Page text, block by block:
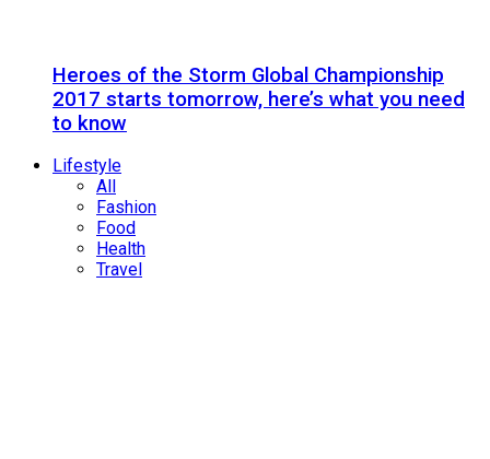
Heroes of the Storm Global Championship
2017 starts tomorrow, here’s what you need
to know
Lifestyle
All
Fashion
Food
Health
Travel